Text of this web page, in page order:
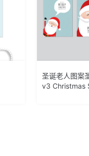
圣诞老人图案
v3 Christmas